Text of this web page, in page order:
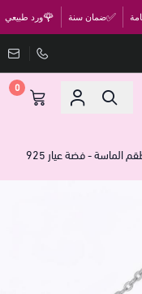
✅ضمان سنة 🌹ورد طبيعي
0
الماسة - فضة عيار 925